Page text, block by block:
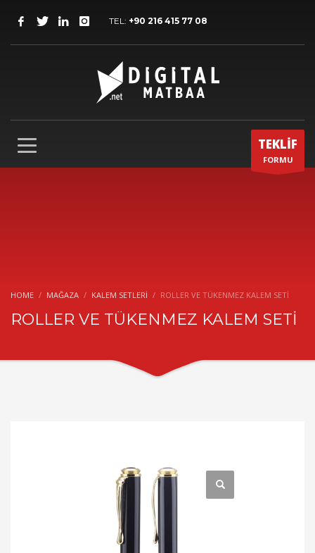
TEL: +90 216 415 77 08
TEKLİF
FORMU
HOME MAĞAZA KALEM SETLERI ROLLER VE TÜKENMEZ KALEM SETİ
ROLLER VE TÜKENMEZ KALEM SETİ